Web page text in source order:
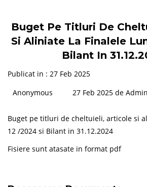
Buget Pe Titluri De
Si Aliniate La Finalele
Bilant In
Publicat in : 27 Feb 2025
Anonymous
27 Feb 2025 de Admin
Buget pe titluri de cheltuieli, articole si
12 /2024 si Bilant in 31.12.2024
Fisiere sunt atasate in format pdf